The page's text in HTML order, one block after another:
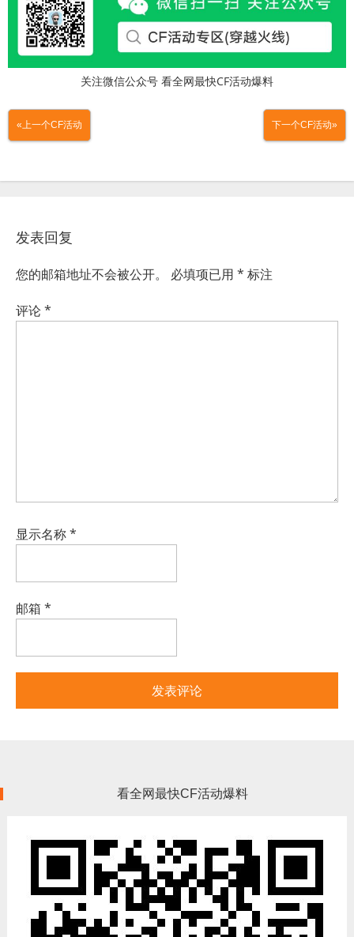
关注微信公众号 看全网最快CF活动爆料
«上一个CF活动 下一个CF活动»
发表回复
您的邮箱地址不会被公开。 必填项已用 * 标注
评论*
显示名称*
邮箱 *
看全网最快CF活动爆料